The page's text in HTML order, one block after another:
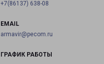
+7(86137) 638-08
EMAIL
armavir@pecom.ru
ГРАФИК РАБОТЫ